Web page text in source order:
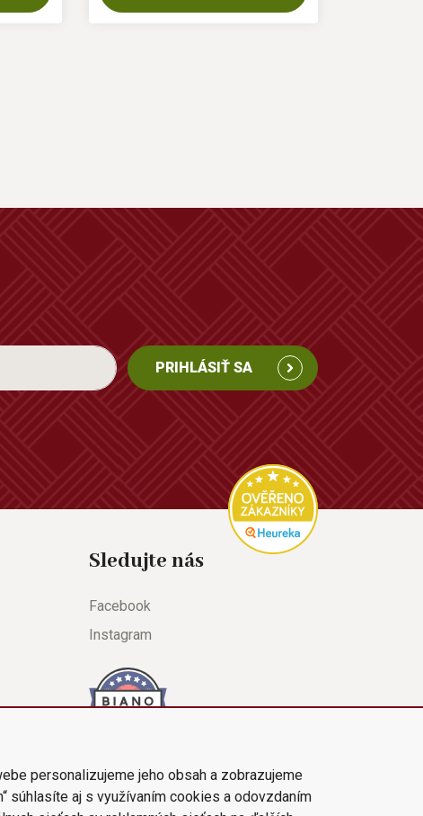
PRIHLÁSIŤ SA
Sledujte nás
Facebook
Instagram
personalizujeme jeho obsah a zobrazujeme
súhlasíte aj s využívaním cookies a odovzdaním